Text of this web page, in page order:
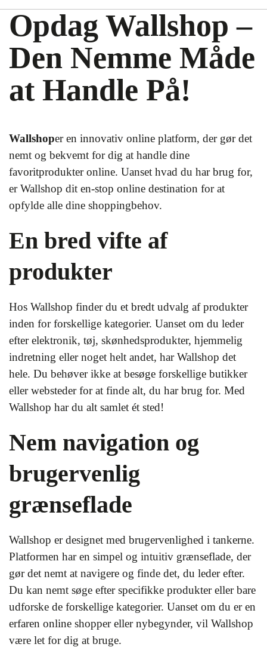
Opdag Wallshop –
Den Nemme Måde
at Handle På!
Wallshoper en innovativ online platform, der gør det
nemt og bekvemt for dig at handle dine
favoritprodukter online. Uanset hvad du har brug for,
er Wallshop dit en-stop online destination for at
opfylde alle dine shoppingbehov.
En bred vifte af
produkter
Hos Wallshop finder du et bredt udvalg af produkter
inden for forskellige kategorier. Uanset om du leder
efter elektronik, tøj, skønhedsprodukter, hjemmelig
indretning eller noget helt andet, har Wallshop det
hele. Du behøver ikke at besøge forskellige butikker
eller websteder for at finde alt, du har brug for. Med
Wallshop har du alt samlet ét sted!
Nem navigation og
brugervenlig
grænseflade
Wallshop er designet med brugervenlighed i tankerne.
Platformen har en simpel og intuitiv grænseflade, der
gør det nemt at navigere og finde det, du leder efter.
Du kan nemt søge efter specifikke produkter eller bare
udforske de forskellige kategorier. Uanset om du er en
erfaren online shopper eller nybegynder, vil Wallshop
være let for dig at bruge.